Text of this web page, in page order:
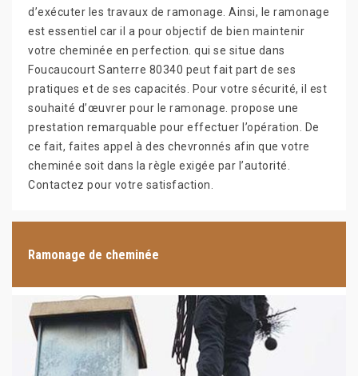
d’exécuter les travaux de ramonage. Ainsi, le ramonage
est essentiel car il a pour objectif de bien maintenir
votre cheminée en perfection. qui se situe dans
Foucaucourt Santerre 80340 peut fait part de ses
pratiques et de ses capacités. Pour votre sécurité, il est
souhaité d’œuvrer pour le ramonage. propose une
prestation remarquable pour effectuer l’opération. De
ce fait, faites appel à des chevronnés afin que votre
cheminée soit dans la règle exigée par l’autorité.
Contactez pour votre satisfaction.
Ramonage de cheminée